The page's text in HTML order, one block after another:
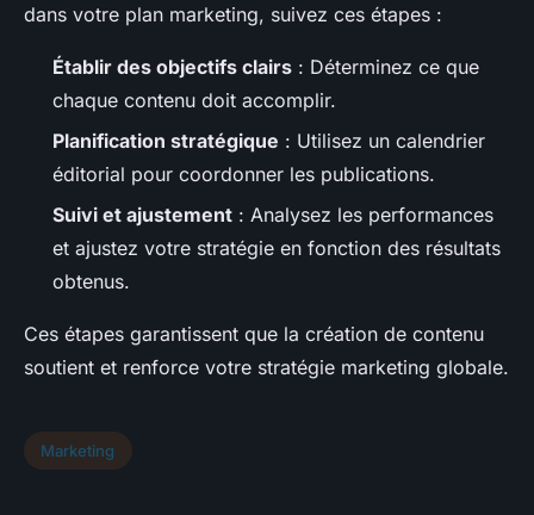
dans votre plan marketing, suivez ces étapes :
Établir des objectifs clairs : Déterminez ce que
chaque contenu doit accomplir.
Planification stratégique : Utilisez un calendrier
éditorial pour coordonner les publications.
Suivi et ajustement : Analysez les performances
et ajustez votre stratégie en fonction des résultats
obtenus.
Ces étapes garantissent que la création de contenu
soutient et renforce votre stratégie marketing globale.
Marketing